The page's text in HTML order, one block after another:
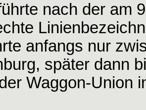
nach der am
anfangs nur
später dann
Waggon-Union